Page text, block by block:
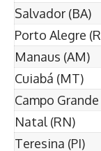
Salvador (BA)
Porto Alegre
Manaus (AM)
Cuiabá (MT)
Campo
Natal (RN)
Teresina (PI)